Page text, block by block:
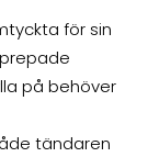
för sin
på behöver
tändaren